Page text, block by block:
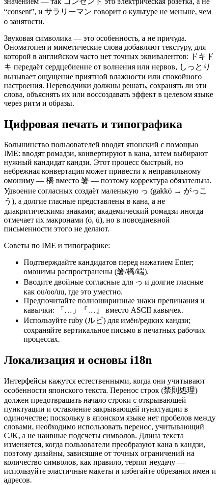
“consent”, и サラリーマン говорит о культуре не меньше, чем
о занятости.
Звуковая символика — это особенность, а не причуда.
Ономатопея и миметические слова добавляют текстуру, для
которой в английском часто нет точных эквивалентов: ドキド
キ передаёт сердцебиение от волнения или нервов, しっとり
вызывает ощущение приятной влажности или спокойного
настроения. Переводчики должны решать, сохранять ли эти
слова, объяснять их или воссоздавать эффект в целевом языке
через ритм и образы.
Цифровая печать и типографика
Большинство пользователей вводят японский с помощью
IME: вводят ромадзи, конвертируют в кана, затем выбирают
нужный кандидат кандзи. Этот процесс быстрый, но
небрежная конвертация может привести к неправильному
омониму — 橋 вместо 箸 — поэтому корректура обязательна.
Удвоение согласных создаёт маленькую っ (gakkō → がっこ
う), а долгие гласные представлены в кана, а не
диакритическими знаками; академический ромадзи иногда
отмечает их макронами (ō, ū), но в повседневной
письменности этого не делают.
Советы по IME и типографике:
Подтверждайте кандидатов перед нажатием Enter;
омонимы распространены (箸/橋/端).
Вводите двойные согласные для っ и долгие гласные
как ou/oo/uu, где это уместно.
Предпочитайте полноширинные знаки препинания и
кавычки: 「…」『…』 вместо ASCII кавычек.
Используйте ruby (ルビ) для имён/редких кандзи;
сохраняйте вертикальное письмо в печатных рабочих
процессах.
Локализация и основы i18n
Интерфейсы кажутся естественными, когда они учитывают
особенности японского текста. Перенос строк (禁則処理)
должен предотвращать начало строки с открывающей
пунктуации и оставление закрывающей пунктуации в
одиночестве; поскольку в японском языке нет пробелов между
словами, необходимо использовать перенос, учитывающий
CJK, а не наивные подсчеты символов. Длина текста
изменяется, когда пользователи преобразуют кана в кандзи,
поэтому дизайны, зависящие от точных ограничений на
количество символов, как правило, терпят неудачу —
используйте эластичные макеты и избегайте обрезания имен и
адресов.